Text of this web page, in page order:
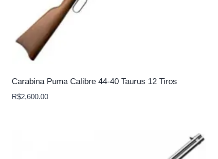
Carabina Puma Calibre 44-40 Taurus 12 Tiros
R$2,600.00